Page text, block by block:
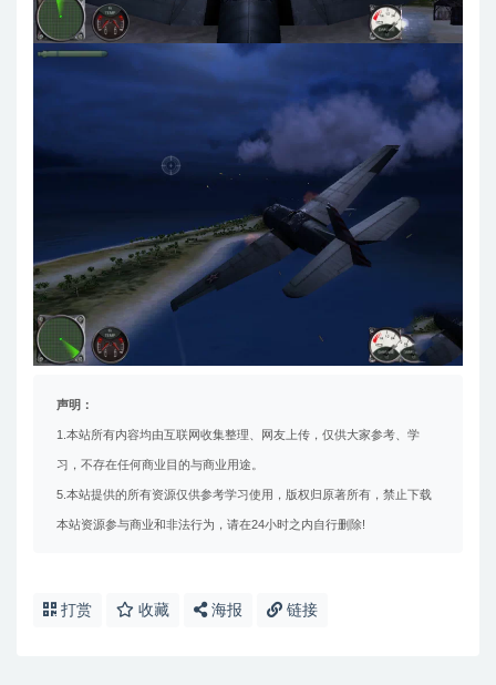
声明：
1.本站所有内容均由互联网收集整理、网友上传，仅供大家参考、学
习，不存在任何商业目的与商业用途。
5.本站提供的所有资源仅供参考学习使用，版权归原著所有，禁止下载
本站资源参与商业和非法行为，请在24小时之内自行删除!
打赏 收藏 海报 链接